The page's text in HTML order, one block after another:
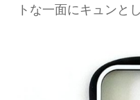
トな一面にキュンと